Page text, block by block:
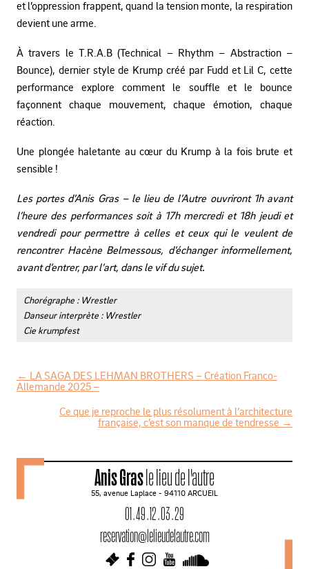
et l’oppression frappent, quand la tension monte, la respiration
devient une arme.
À travers le T.R.A.B (Technical – Rhythm – Abstraction –
Bounce), dernier style de Krump créé par Fudd et Lil C, cette
performance explore comment le souffle et le bounce
façonnent chaque mouvement, chaque émotion, chaque
réaction.
Une plongée haletante au cœur du Krump à la fois brute et
sensible !
Les portes d’Anis Gras – le lieu de l’Autre ouvriront 1h avant
l’heure des performances soit à 17h mercredi et 18h jeudi et
vendredi pour permettre à celles et ceux qui le veulent de
rencontrer Hacène Belmessous, d’échanger informellement,
avant d’entrer, par l’art, dans le vif du sujet.
Chorégraphe : Wrestler
Danseur interprète : Wrestler
Cie krumpfest
N
i
a
← LA SAGA DES LEHMAN BROTHERS – Création Franco-
Allemande 2025 –
Ce que je reproche le plus résolument à l’architecture
française, c’est son manque de tendresse →
Anis Grasle lieu de l'autre
55, avenue Laplace - 94110 ARCUEIL
01 . 49 . 12 . 03 . 29
reservation@lelieudelautre.com